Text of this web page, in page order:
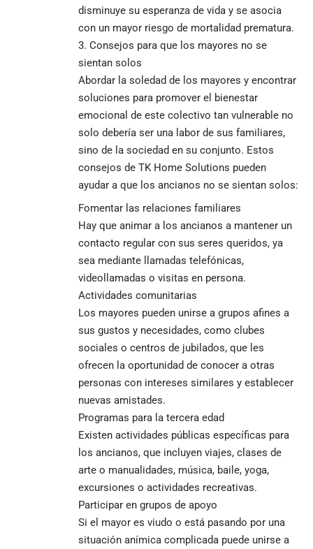
disminuye su esperanza de vida y se asocia
con un mayor riesgo de mortalidad prematura.
Consejos para que los mayores no se
sientan solos
Abordar la soledad de los mayores y encontrar
soluciones para promover el bienestar
emocional de este colectivo tan vulnerable no
solo debería ser una labor de sus familiares,
sino de la sociedad en su conjunto. Estos
consejos de TK Home Solutions pueden
ayudar a que los ancianos no se sientan solos:
Fomentar las relaciones familiares
Hay que animar a los ancianos a mantener un
contacto regular con sus seres queridos, ya
sea mediante llamadas telefónicas,
videollamadas o visitas en persona.
Actividades comunitarias
Los mayores pueden unirse a grupos afines a
sus gustos y necesidades, como clubes
sociales o centros de jubilados, que les
ofrecen la oportunidad de conocer a otras
personas con intereses similares y establecer
nuevas amistades.
Programas para la tercera edad
Existen actividades públicas específicas para
los ancianos, que incluyen viajes, clases de
arte o manualidades, música, baile, yoga,
excursiones o actividades recreativas.
Participar en grupos de apoyo
Si el mayor es viudo o está pasando por una
situación anímica complicada puede unirse a